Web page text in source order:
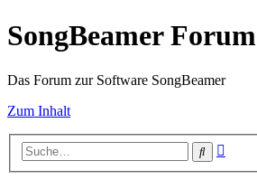
SongBeamer Forum
Das Forum zur Software SongBeamer
Zum Inhalt
Suche